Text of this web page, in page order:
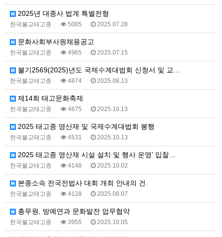
2025년 대종사 법계 특별전형
한국불교태고종 5005 2025.07.28
문화사회부사원채용공고
한국불교태고종 4965 2025.07.15
불기2569(2025)년도 국제수계대법회 신청서 및 교…
한국불교태고종 4874 2025.08.13
제14회 태고문화축제
한국불교태고종 4675 2025.10.13
2025 태고종 영산재 및 국제수계대법회 봉행
한국불교태고종 4531 2025.10.13
2025 태고종 영산재 시설 설치 및 행사 운영’ 입찰…
한국불교태고종 4148 2025.10.02
본종소속 전국전법사 대회 개최 안내의 건.
한국불교태고종 4128 2025.08.07
총무원, 방예연과 문화발전 업무협약
한국불교태고종 3955 2025.10.05